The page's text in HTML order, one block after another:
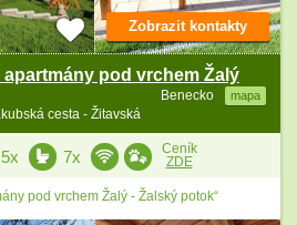
pod vrchem Žalý
Benecko mapa
cesta - Žitavská
Zobrazit kontakty
5x 7x
Ceník
ZDE
pod vrchem Žalý - Žalský potok“